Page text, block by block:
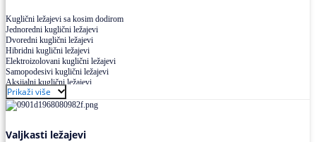
Kuglični ležajevi sa kosim dodirom
Jednoredni kuglični ležajevi
Dvoredni kuglični ležajevi
Hibridni kuglični ležajevi
Elektroizolovani kuglični ležajevi
Samopodesivi kuglični ležajevi
Aksijalni kuglični ležajevi
Kuglični ležajevi od nerđajućeg čelika
Prikaži više
Valjkasti ležajevi